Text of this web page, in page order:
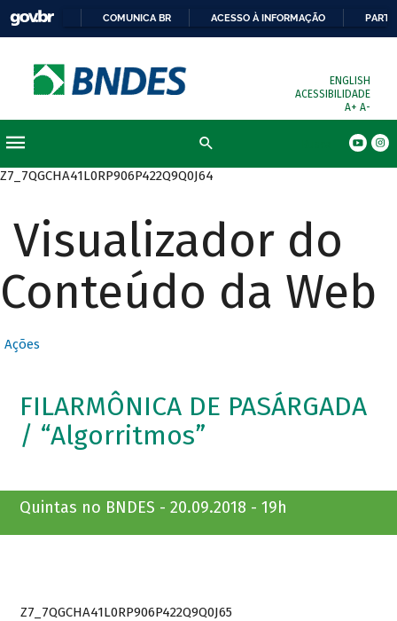
COMUNICA BR ACESSO À INFORMAÇÃO
ENGLISH
ACESSIBILIDADE
A+ A-
Z7_7QGCHA41L0RP906P422Q9Q0J64
Visualizador do
Conteúdo da Web
Ações
FILARMÔNICA DE PASÁRGADA
/ “Algorritmos”
Quintas no BNDES - 20.09.2018 - 19h
Z7_7QGCHA41L0RP906P422Q9Q0J65